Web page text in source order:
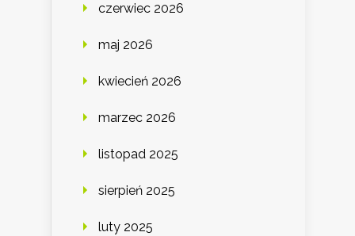
czerwiec 2026
maj 2026
kwiecień 2026
marzec 2026
listopad 2025
sierpień 2025
luty 2025